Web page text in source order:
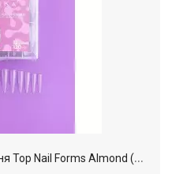
В
ерхні форми для моделювання Top Nail Forms Almond (мигдаль) DNKa,120pcs